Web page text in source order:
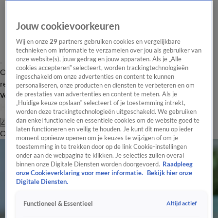
Overzicht Laatste nieuws Regionieuws Het beste van Hart
Tip de
redactie
Volg Hart van Nederland
Zoeken
OverzichtRegioUitzendingenWeerTip de redactiePanelVideo's
Jouw cookievoorkeuren
Wij en onze29 partners gebruiken cookies en vergelijkbare
technieken om informatie te verzamelen over jou als gebruiker van
onze website(s), jouw gedrag en jouw apparaten. Als je „Alle
cookies accepteren” selecteert, worden trackingtechnologieën
ingeschakeld om onze advertenties en content te kunnen
personaliseren, onze producten en diensten te verbeteren en om
de prestaties van advertenties en content te meten. Als je
„Huidige keuze opslaan” selecteert of je toestemming intrekt,
worden deze trackingtechnologieën uitgeschakeld. We gebruiken
dan enkel functionele en essentiële cookies om de website goed te
laten functioneren en veilig te houden. Je kunt dit menu op ieder
moment opnieuw openen om je keuzes te wijzigen of om je
toestemming in te trekken door op de link Cookie-instellingen
onder aan de webpagina te klikken. Je selecties zullen overal
binnen onze Digitale Diensten worden doorgevoerd. Raadpleeg
onze Cookieverklaring voor meer informatie.
Bekijk hier onze
Digitale Diensten.
Functioneel & Essentieel Altijd actief